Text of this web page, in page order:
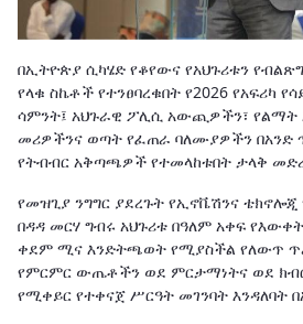
በኢትዮጵያ ሲካሄድ የቆየውና የአህጉሪቱን
የላቁ ስኬቶች የተንፀባረቁበት የ2026 የአፍሪካ
ሳምንት፤ አህጉራዊ ፖሊሲ አውጪዎችን፣ የልማት
መሪዎችንና ወጣት የፈጠራ ባለሙያዎችን በአንድ
የትብብር አቅጣጫዎች የተመላከቱበት ታላቅ
የመዝጊያ ንግግር ያደረጉት የኢኖቬሽንና
በዳዳ መርሃ ግብሩ አህጉሪቱ በዓለም አቀፍ
ቀደም ሚና እንድትጫወት የሚያስችል የለውጥ
የምርምር ውጤቶችን ወደ ምርታማነትና ወደ
የሚቀይር የተቀናጀ ሥርዓት መገንባት እንዳለባት